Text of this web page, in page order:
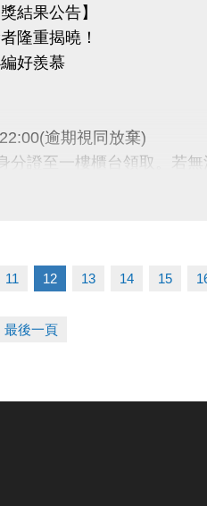
、115
zh_TW/news/pageID/1/
結果公告】
隆重揭曉！
好羨慕
逾期視同放棄)
分證至一樓櫃台領取。若
程有未開課成功之情況，
者身分證或相關個人資
中心保有解釋、修正、調
11 12 13 14 15
最後一頁